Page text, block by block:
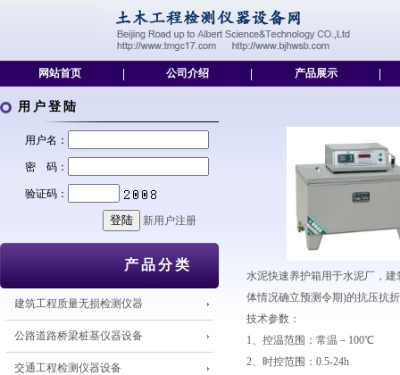
网站首页 公司介绍 产品展示
用户登陆
用户名：
密 码：
验证码：
新用户注册
产品分类
建筑工程质量无损检测仪器
公路道路桥梁桩基仪器设备
交通工程检测仪器设备
水泥快速养护箱用于水泥厂，
体情况确立预测令期)的抗压抗
技术参数：
1、控温范围：常温－100℃
2、时控范围：0.5-24h